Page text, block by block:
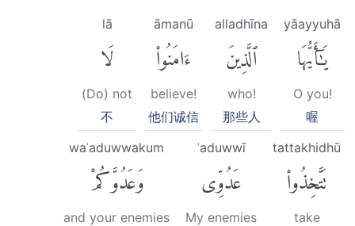
yāayyuhā
يَٰٓأَيُّهَا
O you!
喔
alladhīna
ٱلَّذِينَ
who!
那些人
āmanū
ءَامَنُوا۟
believe!
他们诚信
lā
لَا
(Do) not
不
tattakhidhū
تَتَّخِذُوا۟
take
ʿaduwwī
عَدُوِّى
My enemies
waʿaduwwakum
وَعَدُوَّكُمْ
and your enemies